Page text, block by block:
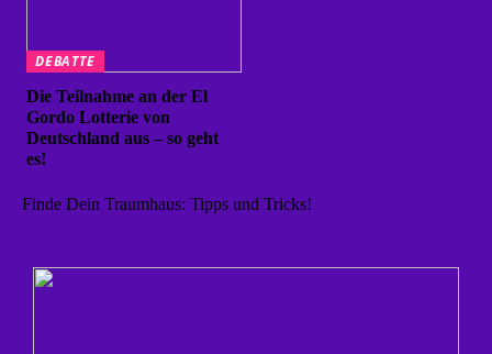
DEBATTE
Die Teilnahme an der El
Gordo Lotterie von
Deutschland aus – so geht
es!
Finde Dein Traumhaus: Tipps und Tricks!